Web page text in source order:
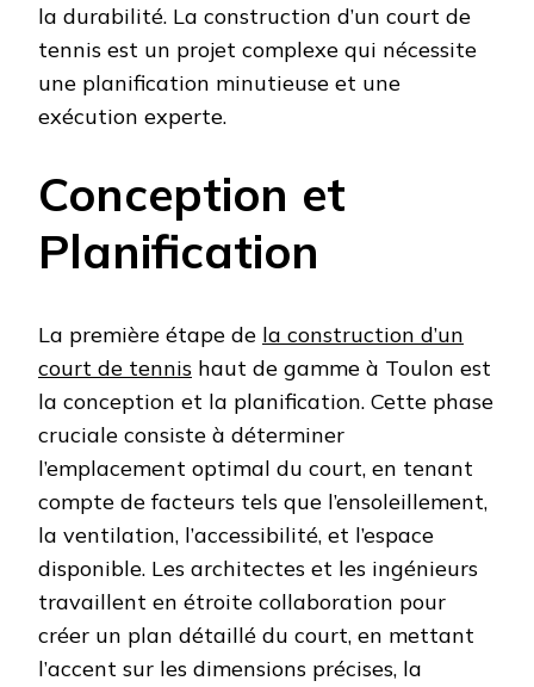
la durabilité. La construction d’un court de
tennis est un projet complexe qui nécessite
une planification minutieuse et une
exécution experte.
Conception et
Planification
La première étape de la construction d’un
court de tennis haut de gamme à Toulon est
la conception et la planification. Cette phase
cruciale consiste à déterminer
l’emplacement optimal du court, en tenant
compte de facteurs tels que l’ensoleillement,
la ventilation, l’accessibilité, et l’espace
disponible. Les architectes et les ingénieurs
travaillent en étroite collaboration pour
créer un plan détaillé du court, en mettant
l’accent sur les dimensions précises, la